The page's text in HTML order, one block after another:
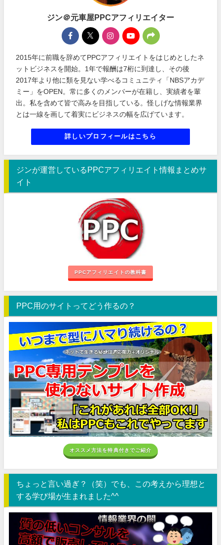
ジン＠元車屋PPCアフィリエイター
2015年に前職を辞めてPPCアフィリエイトをはじめとしたネ
ットビジネスを開始。1年で報酬は7桁に到達し、その後
2017年より他に類を見ない学べるコミュニティ「NBSアカデ
ミー」をOPEN。常に多くのメンバーが在籍し、実績者を輩
出。私を含めて皆で高みを目指している。怪しげな情報業界
とは一線を画して着実にビジネスの幅を広げています。
詳しいプロフィールはこちら
ジンが運営しているPPCアフィリエイト情報まとめサ
イト
PPCアフィリエイトの教科書
PPC用のサイトってどう作るの？
オススメ方法を特典付きでご紹介
ちょっと言い過ぎ？（笑）でも、この考えから理想と
する学び場が生まれました^^